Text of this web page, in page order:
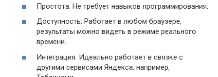
Простота: Не требует навыков программирования.
Доступность: Работает в любом браузере,
результаты можно видеть в режиме реального
времени.
Интеграция: Идеально работает в связке с
другими сервисами Яндекса, например,